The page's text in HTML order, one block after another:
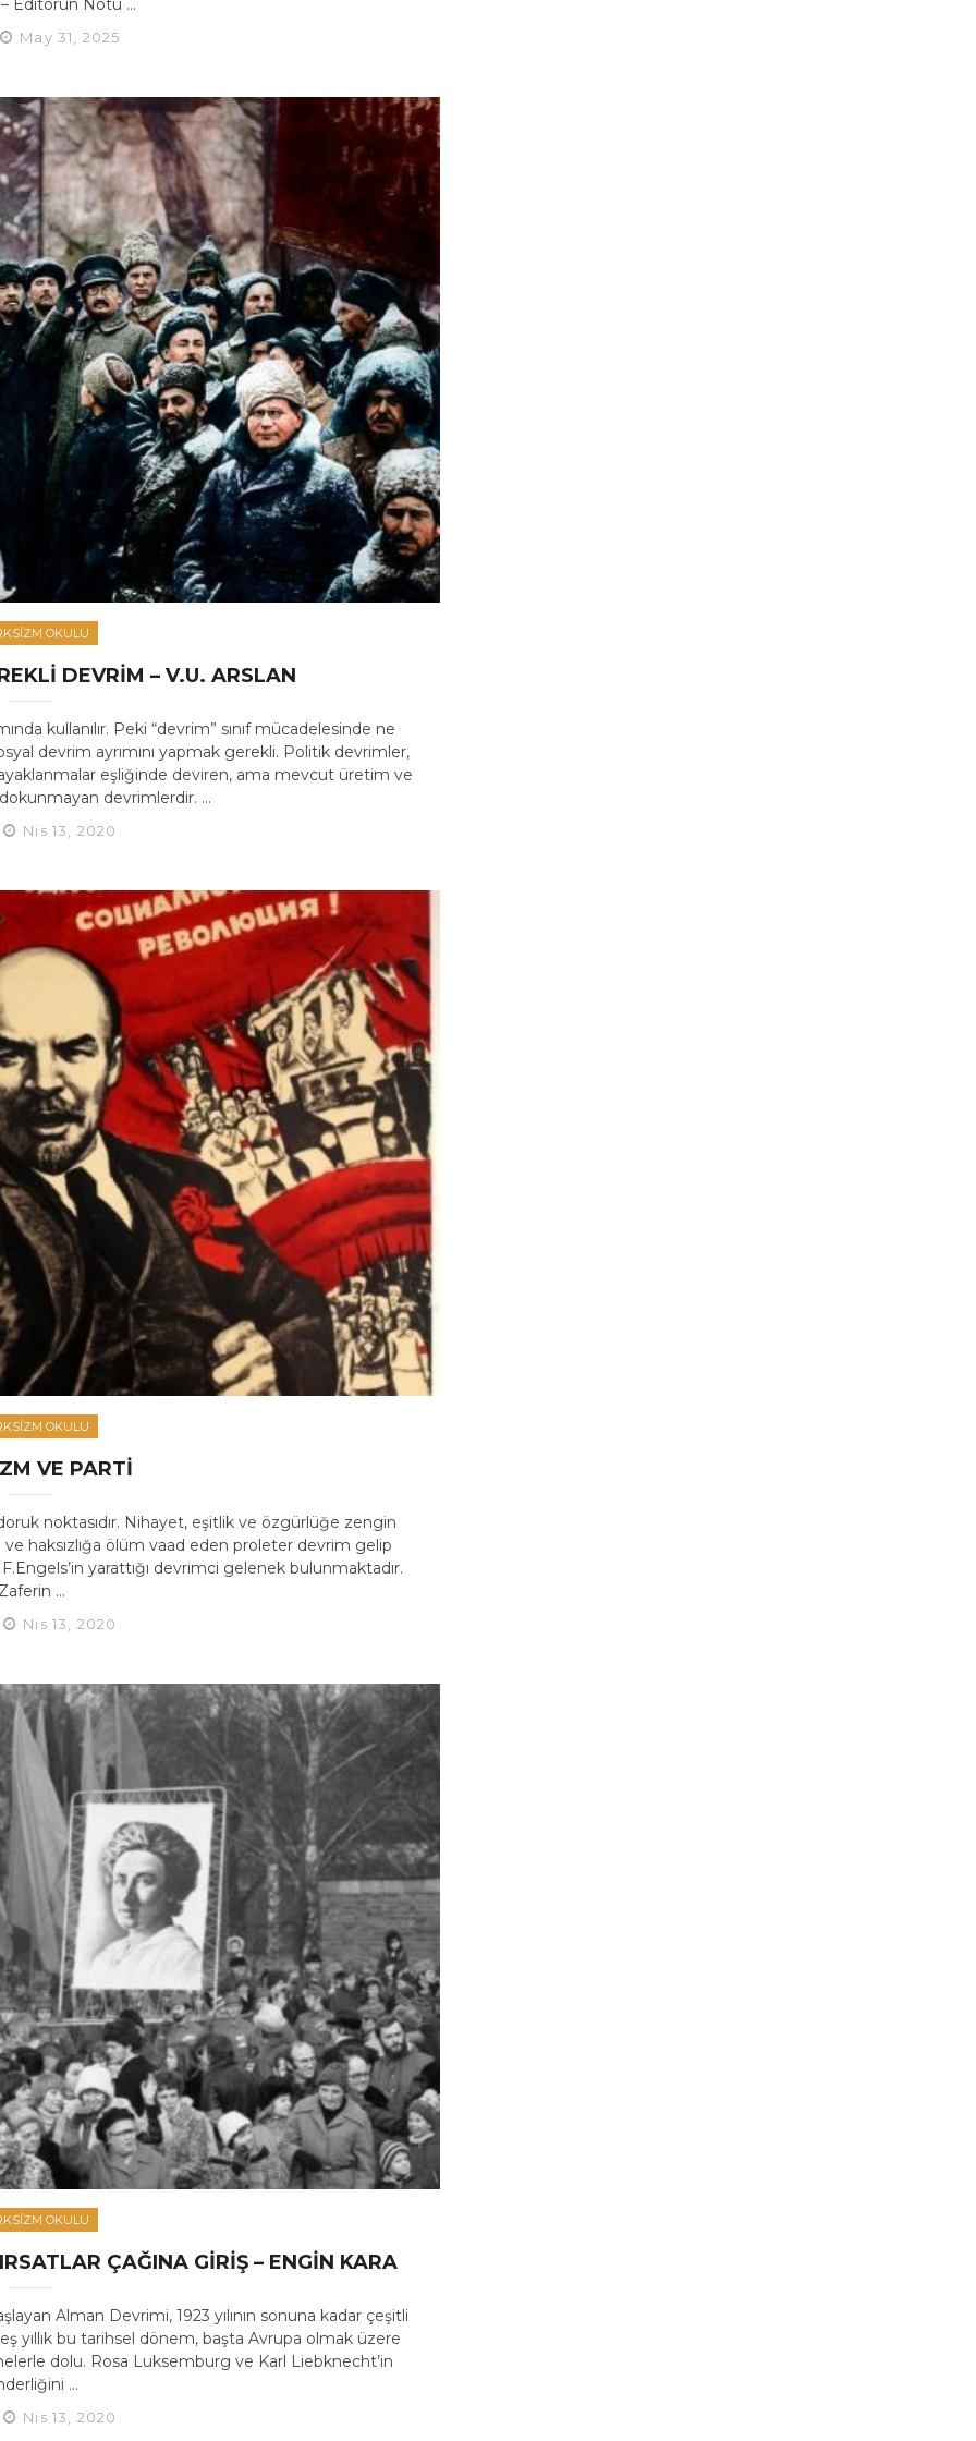
Editörün Notu ...
May 31, 2025
OKULU
DEVRIM – V.U. ARSLAN
kullanılır. Peki “devrim” sınıf mücadelesinde ne
devrim ayrımını yapmak gerekli. Politik devrimler,
eşliğinde deviren, ama mevcut üretim ve
devrimlerdir. ...
Nis 13, 2020
OKULU
VE PARTI
noktasıdır. Nihayet, eşitlik ve özgürlüğe zengin
haksızlığa ölüm vaad eden proleter devrim gelip
yarattığı devrimci gelenek bulunmaktadır.
...
Nis 13, 2020
OKULU
ÇAĞINA GIRIŞ – ENGIN KARA
Alman Devrimi, 1923 yılının sonuna kadar çeşitli
yıllık bu tarihsel dönem, başta Avrupa olmak üzere
dolu. Rosa Luksemburg ve Karl Liebknecht’in
...
Nis 13, 2020